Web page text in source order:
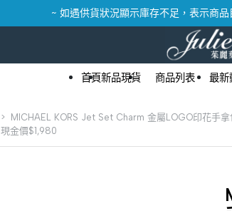
~ 如遇供貨狀況顯示庫存不足，表示商
首頁新品現貨 商品列表 最新
MICHAEL KORS Jet Set Charm 金屬LOGO印花手拿
現金價$1,980